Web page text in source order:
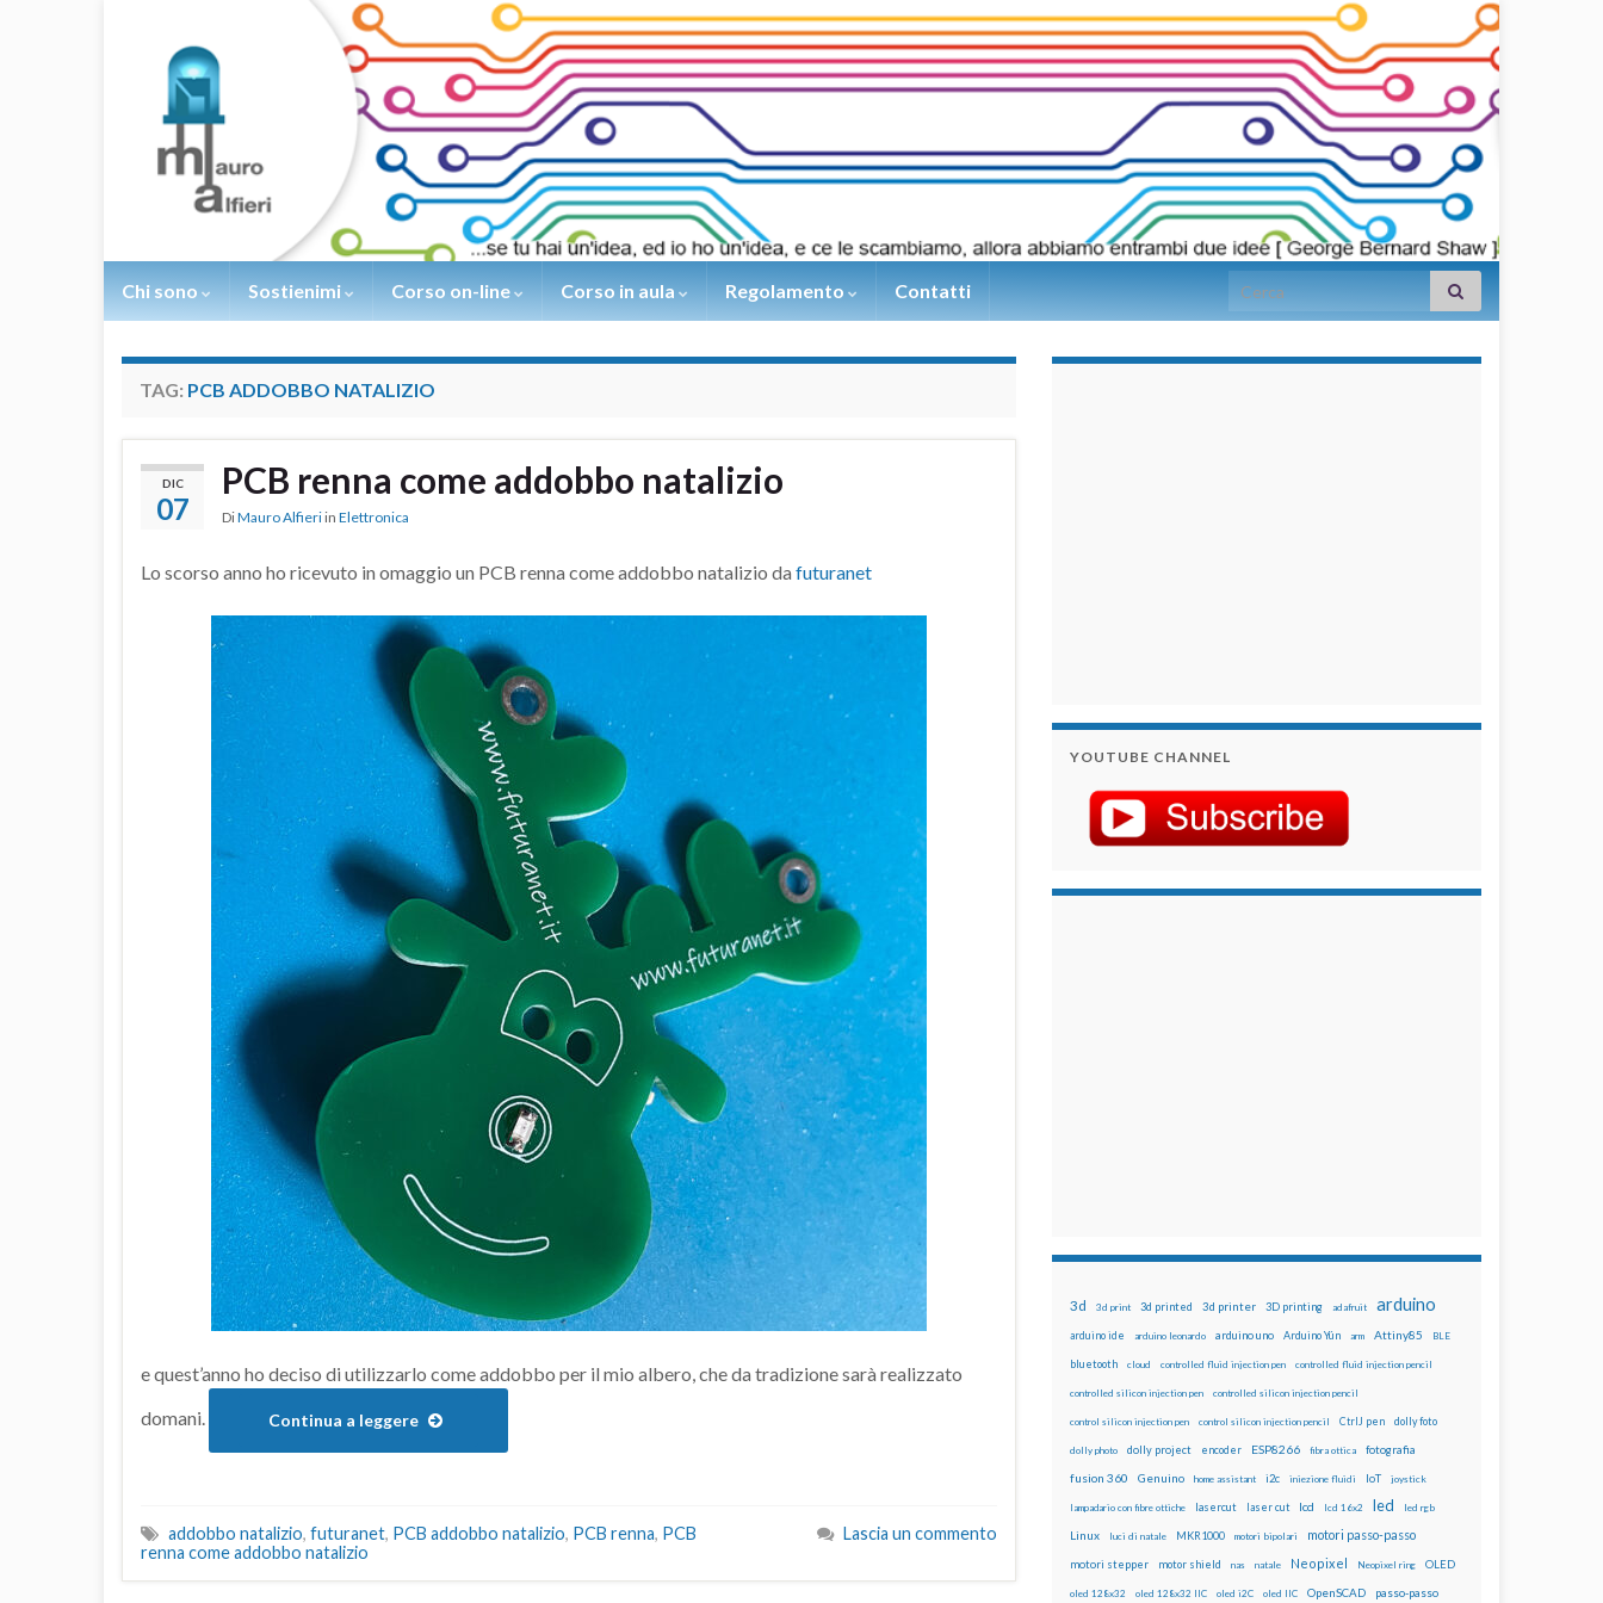
Chi sono Sostienimi Corso on-line Corso in aula Regolamento Contatti Search for:
TAG: PCB ADDOBBO NATALIZIO
DIC
07
PCB renna come addobbo natalizio
DiMauro Alfieri in Elettronica
Lo scorso anno ho ricevuto in omaggio un PCB renna come addobbo natalizio da futuranet
e quest’anno ho deciso di utilizzarlo come addobbo per il mio albero, che da tradizione sarà realizzato
domani.
Continua a leggere
addobbo natalizio, futuranet, PCB addobbo natalizio, PCB renna, PCB
renna come addobbo natalizio
Lascia un commento
YOUTUBE CHANNEL
3d 3d print 3d printed 3d printer 3D printing adafruit arduino
arduino ide arduino leonardo arduino uno Arduino Yún arm Attiny85 BLE
bluetooth cloud controlled fluid injection pen controlled fluid injection pencil
controlled silicon injection pen controlled silicon injection pencil
control silicon injection pen control silicon injection pencil CtrlJ pen dolly foto
dolly photo dolly project encoder ESP8266 fibra ottica fotografia
fusion 360 Genuino home assistant i2c iniezione fluidi IoT joystick
lampadario con fibre ottiche lasercut laser cut lcd lcd 16x2 led led rgb
Linux luci di natale MKR1000 motori bipolari motori passo-passo
motori stepper motor shield nas natale Neopixel Neopixel ring OLED
oled 128x32 oled 128x32 IIC oled i2C oled IIC OpenSCAD passo-passo